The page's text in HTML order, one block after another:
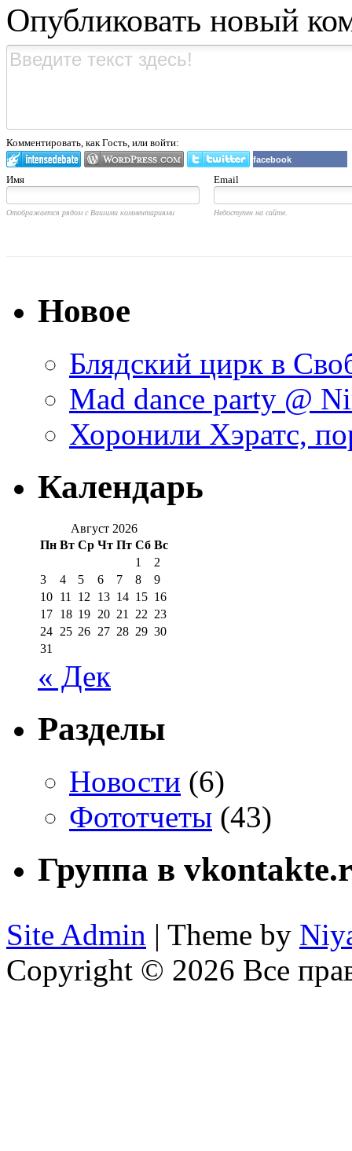
Опубликовать новый
Комментировать, как Гость, или войти:
facebook
Имя Email
Отображается рядом с Вашими комментариями Недоступен на сайте.
Новое
Блядский цирк в
Mad dance party @
Хоронили Хэратс,
Календарь
Август 2026
Пн Вт Ср Чт Пт Сб Вс
1
2
3
4 5 6 7 8
9
10 11 12 13 14 15 16
17 18 19 20 21 22 23
24 25 26 27 28 29 30
31
« Дек
Разделы
Новости (6)
Фототчеты (43)
Группа в
Site Admin | Theme by
Copyright © 2026 Все